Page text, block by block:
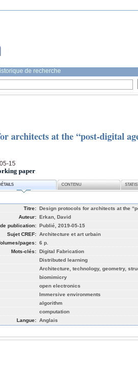
de recherche
architects at the “post-digital
15
paper
CONTENU
Titre: Design protocols for architects at the
Auteur: Erkan, David
publication: Publié, 2019-05-15
Sujet CREF: Architecture et art urbain
pages: 6 p.
Mots-clés: Digital Fabrication
Distributed learning
Architecture, technology, geometry,
biomimicry
open electronics
Immersive environments
algorithm
computation
Langue: Anglais